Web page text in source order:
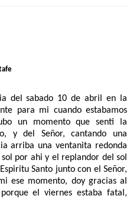
del sabado 10 de abril en la
para mi cuando estabamos
un momento que senti la
y del Señor, cantando una
arriba una ventanita redonda
por ahi y el replandor del sol
Santo junto con el Señor,
ese momento, doy gracias al
el viernes estaba fatal,